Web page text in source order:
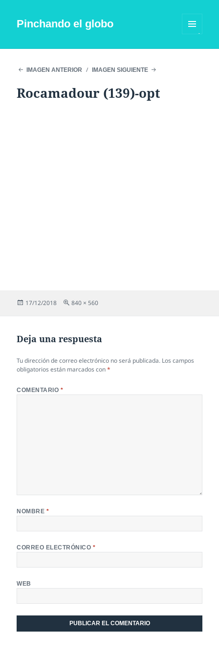
Pinchando el globo
WIDGETS
IMAGEN ANTERIOR IMAGEN SIGUIENTE
Rocamadour (139)-opt
Publicado
17/12/2018
Tamaño
840 × 560
Deja una respuesta
Tu dirección de correo electrónico no será publicada. Los campos
obligatorios están marcados con*
COMENTARIO *
NOMBRE *
CORREO ELECTRÓNICO *
WEB